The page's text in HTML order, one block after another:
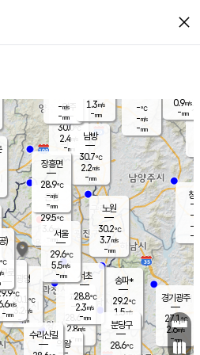
close
양주
30.0℃
2.4
-mm
과천
28.6℃
2.8m/s
- mm
경기광주
27.1℃
2.6m/s
-mm
-℃
-m/s
-mm
창
-
-m/
-
0.9m/s
-mm
의왕
광명
30.1
℃
3.2 m/s
-mm
구로
℃
m/s
-mm
은평
29.5℃
3.6 m/s
- mm
노원
30.2℃
3.7m/s
-mm
송파*
29.2℃
1.5m/s
-mm
서초
28.8℃
2.3m/s
-mm
남방
30.7℃
2.2m/s
-mm
수리산길
분당구
28.6℃
장흥면
28.9℃
-m/s
-mm
-m/s
-mm
)
s
서울
29.6℃
5.5m/s
-mm
1.3m/s
-mm